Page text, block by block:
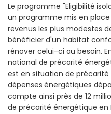
Le programme "Eligibilité
un programme mis en
revenus les plus modestes
bénéficier d'un habitat
rénover celui-ci au besoin.
national de précarité
est en situation de précarité
dépenses énergétiques
compte ainsi près de 12
de précarité énergétique en